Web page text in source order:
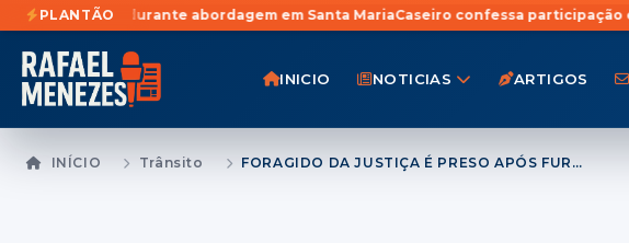
PLANTÃO
abordagem em Santa MariaCaseiro confessa participação em furto de gado e
INICIO NOTICIAS ARTIGOS
INÍCIO Trânsito FORAGIDO DA JUSTIÇA É PRESO APÓS FURTAR CARTEIRA E TENTAR FUGIR DA BRIGADA MILITAR DE BICICLETA